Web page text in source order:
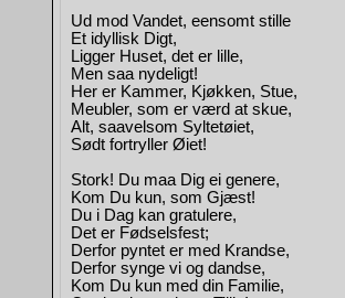
Ud mod Vandet, eensomt stille
Et idyllisk Digt,
Ligger Huset, det er lille,
Men saa nydeligt!
Her er Kammer, Kjøkken, Stue,
Meubler, som er værd at skue,
Alt, saavelsom Syltetøiet,
Sødt fortryller Øiet!
Stork! Du maa Dig ei genere,
Kom Du kun, som Gjæst!
Du i Dag kan gratulere,
Det er Fødselsfest;
Derfor pyntet er med Krandse,
Derfor synge vi og dandse,
Kom Du kun med din Familie,